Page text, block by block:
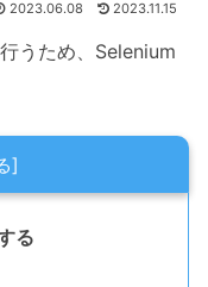
2023.06.08 2023.11.15
うため、Selenium
る